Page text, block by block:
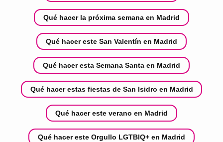
Qué hacer la próxima semana en Madrid
Qué hacer este San Valentín en Madrid
Qué hacer esta Semana Santa en Madrid
Qué hacer estas fiestas de San Isidro en Madrid
Qué hacer este verano en Madrid
Qué hacer este Orgullo LGTBIQ+ en Madrid